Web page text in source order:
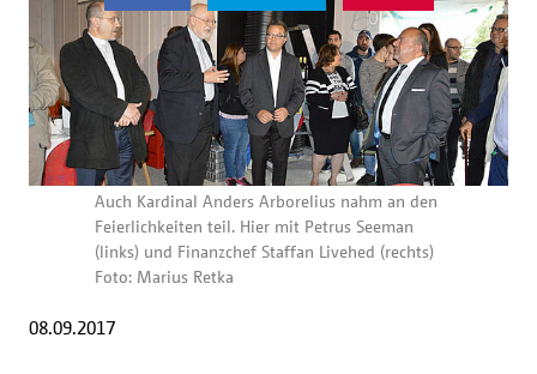
Auch Kardinal Anders Arborelius nahm an den
Feierlichkeiten teil. Hier mit Petrus Seeman
(links) und Finanzchef Staffan Livehed (rechts)
Foto: Marius Retka
08.09.2017